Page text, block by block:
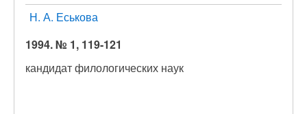
Н. А. Еськова
1994. № 1, 119-121
кандидат филологических наук